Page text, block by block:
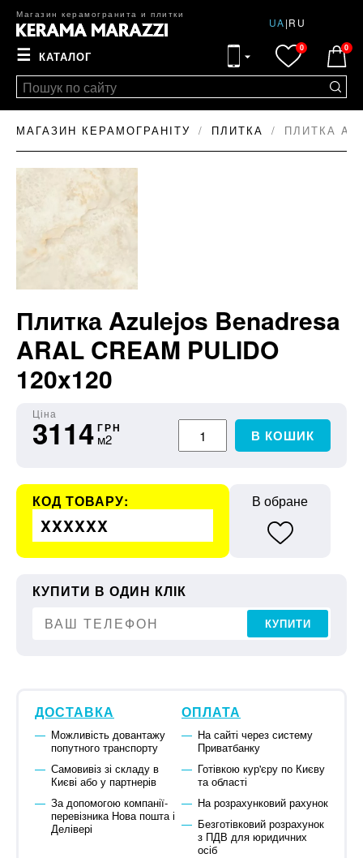
Магазин керамогранита и плитки
UA|RU
☰ КАТАЛОГ
0 0
МАГАЗИН КЕРАМОГРАНІТУ ПЛИТКА ПЛИТКА
Плитка Azulejos Benadresa
ARAL CREAM PULIDO
120x120
Ціна
3114 ГРН
м2 В КОШИК
КОД ТОВАРУ:
XXXXXX
В обране
КУПИТИ В ОДИН КЛІК
КУПИТИ
ДОСТАВКА
Можливість довантажу
попутного транспорту
Самовивіз зі складу в
Києві або у партнерів
За допомогою компанії-
перевізника Нова пошта і
Делівері
ОПЛАТА
На сайті через систему
Приватбанку
Готівкою кур'єру по Києву
та області
На розрахунковий рахунок
Безготівковий розрахунок
з ПДВ для юридичних
осіб